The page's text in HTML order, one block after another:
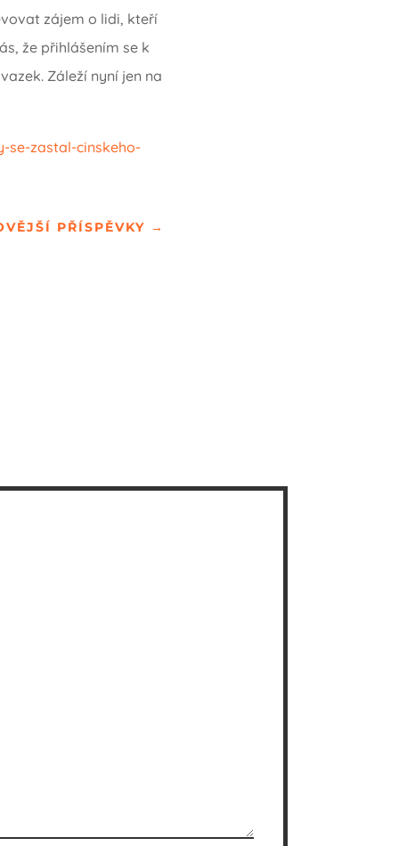
zájem o lidi, kteří
že přihlášením se k
Záleží nyní jen na
se-zastal-cinskeho-
PŘÍSPĚVKY →